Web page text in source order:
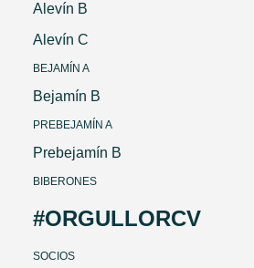
Alevín B
Alevín C
BEJAMÍN A
Bejamín B
PREBEJAMÍN A
Prebejamín B
BIBERONES
#ORGULLORCV
SOCIOS